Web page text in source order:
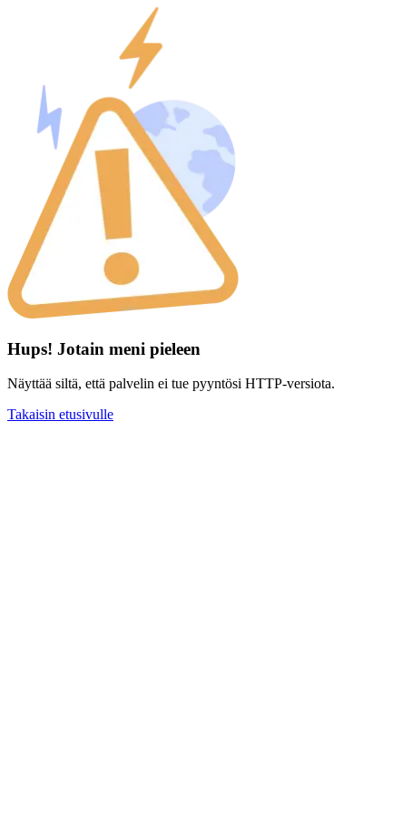
Hups! Jotain meni pieleen
Näyttää siltä, että palvelin ei tue pyyntösi HTTP-versiota.
Takaisin etusivulle